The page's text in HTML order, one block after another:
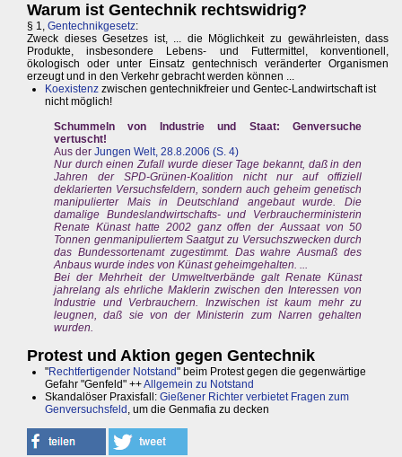
Warum ist Gentechnik rechtswidrig?
§ 1, Gentechnikgesetz:
Zweck dieses Gesetzes ist, ... die Möglichkeit zu gewährleisten, dass
Produkte, insbesondere Lebens- und Futtermittel, konventionell,
ökologisch oder unter Einsatz gentechnisch veränderter Organismen
erzeugt und in den Verkehr gebracht werden können ...
Koexistenz zwischen gentechnikfreier und Gentec-Landwirtschaft ist
nicht möglich!
Schummeln von Industrie und Staat: Genversuche
vertuscht!
Aus der Jungen Welt, 28.8.2006 (S. 4)
Nur durch einen Zufall wurde dieser Tage bekannt, daß in den
Jahren der SPD-Grünen-Koalition nicht nur auf offiziell
deklarierten Versuchsfeldern, sondern auch geheim genetisch
manipulierter Mais in Deutschland angebaut wurde. Die
damalige Bundeslandwirtschafts- und Verbraucherministerin
Renate Künast hatte 2002 ganz offen der Aussaat von 50
Tonnen genmanipuliertem Saatgut zu Versuchszwecken durch
das Bundessortenamt zugestimmt. Das wahre Ausmaß des
Anbaus wurde indes von Künast geheimgehalten. ...
Bei der Mehrheit der Umweltverbände galt Renate Künast
jahrelang als ehrliche Maklerin zwischen den Interessen von
Industrie und Verbrauchern. Inzwischen ist kaum mehr zu
leugnen, daß sie von der Ministerin zum Narren gehalten
wurden.
Protest und Aktion gegen Gentechnik
"Rechtfertigender Notstand" beim Protest gegen die gegenwärtige
Gefahr "Genfeld" ++Allgemein zu Notstand
Skandalöser Praxisfall: Gießener Richter verbietet Fragen zum
Genversuchsfeld , um die Genmafia zu decken